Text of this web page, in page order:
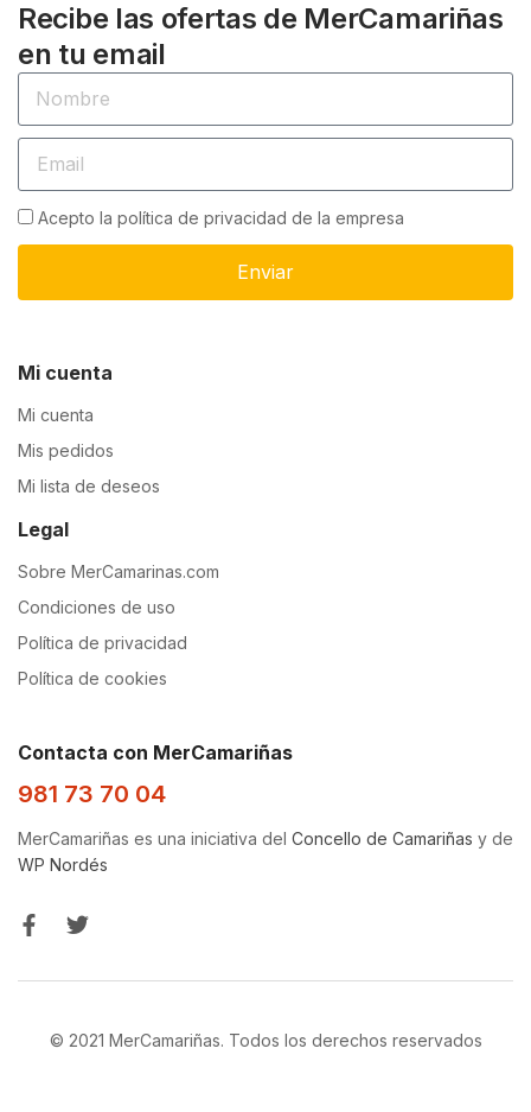
Recibe las ofertas de MerCamariñas
en tu email
Acepto la política de privacidad de la empresa
Enviar
Mi cuenta
Mi cuenta
Mis pedidos
Mi lista de deseos
Legal
Sobre MerCamarinas.com
Condiciones de uso
Política de privacidad
Política de cookies
Contacta con MerCamariñas
981 73 70 04
MerCamariñas es una iniciativa del Concello de Camariñas y de
WP Nordés
© 2021 MerCamariñas. Todos los derechos reservados